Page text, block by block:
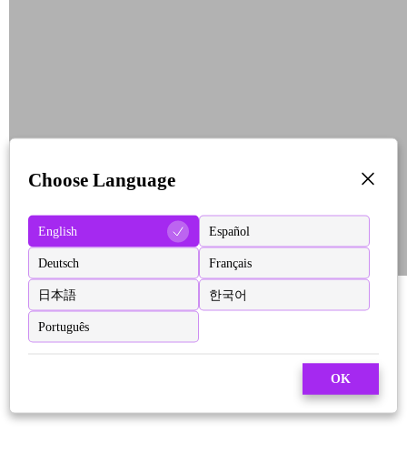
Choose Language
English Español
Deutsch Français
日本語 한국어
Português
OK